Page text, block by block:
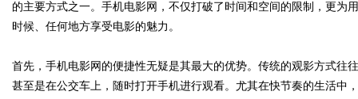
Bo
的主要方式之一。手机电影网，不仅打破了时间和空间的限制，更为
时候、任何地方享受电影的魅力。
首先，手机电影网的便捷性无疑是其最大的优势。传统的观影方式往
甚至是在公交车上，随时打开手机进行观看。尤其在快节奏的生活中